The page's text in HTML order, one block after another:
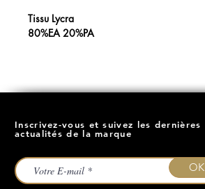
Tissu Lycra
80%EA 20%PA
Inscrivez-vous et suivez les dernières
actualités de la marque
OK